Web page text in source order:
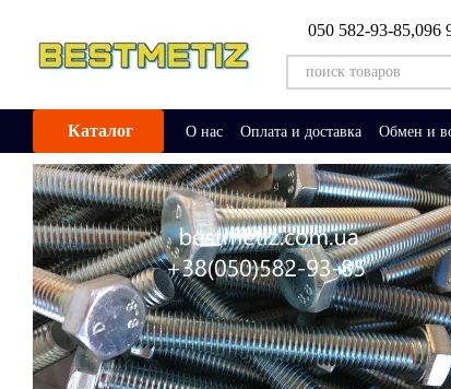
050 582-93-85,096
Каталог О нас Оплата и доставка Обмен и